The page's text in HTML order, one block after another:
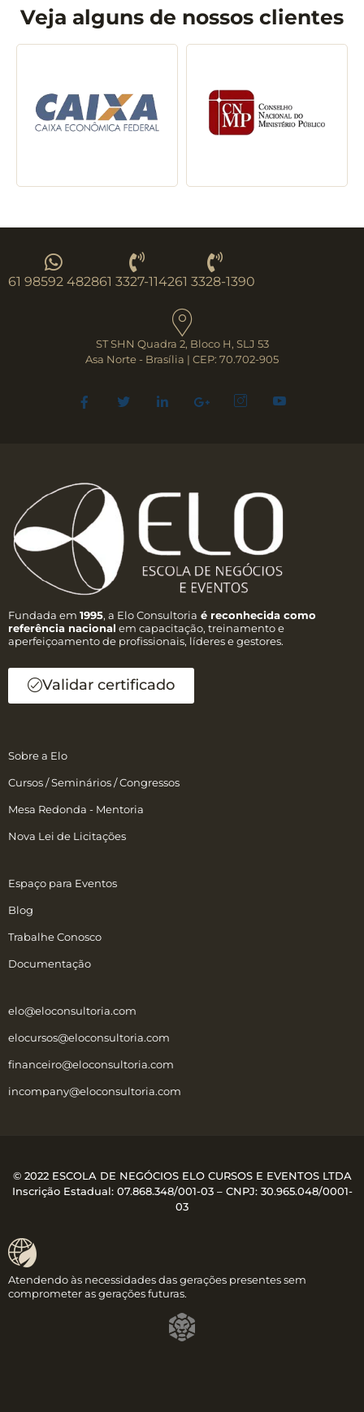
Veja alguns de nossos clientes
61 98592 482861 3327-114261 3328-1390
ST SHN Quadra 2, Bloco H, SLJ 53
Asa Norte - Brasília | CEP: 70.702-905
Fundada em 1995, a Elo Consultoria é reconhecida como
referência nacional em capacitação, treinamento e
aperfeiçoamento de profissionais, líderes e gestores.
Validar certificado
Sobre a Elo
Cursos / Seminários / Congressos
Mesa Redonda - Mentoria
Nova Lei de Licitações
Espaço para Eventos
Blog
Trabalhe Conosco
Documentação
elo@eloconsultoria.com
elocursos@eloconsultoria.com
financeiro@eloconsultoria.com
incompany@eloconsultoria.com
© 2022 ESCOLA DE NEGÓCIOS ELO CURSOS E EVENTOS LTDA
Inscrição Estadual: 07.868.348/001-03 – CNPJ: 30.965.048/0001-
03
Atendendo às necessidades das gerações presentes sem
comprometer as gerações futuras.